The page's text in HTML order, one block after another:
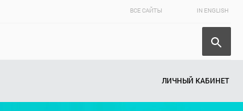
ВСЕ САЙТЫ IN ENGLISH
ЛИЧНЫЙ КАБИНЕТ